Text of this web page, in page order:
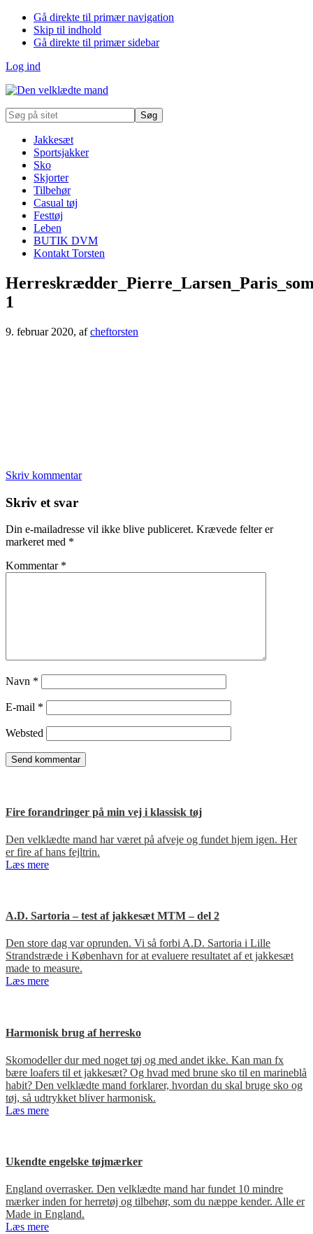
Gå direkte til primær navigation
Skip til indhold
Gå direkte til primær sidebar
Log ind
Søg
på
Jakkesæt
Sportsjakker
Sko
Skjorter
Tilbehør
Casual tøj
Festtøj
Leben
BUTIK DVM
Kontakt Torsten
1
9. februar 2020, afcheftorsten
Skriv kommentar
Læserinteraktioner
Skriv et svar
Din e-mailadresse vil ikke blive publiceret. Krævede felter er
markeret med *
Kommentar *
Navn *
E-mail *
Websted
Fire forandringer på min vej i klassisk tøj
Den velklædte mand har været på afveje og fundet hjem igen. Her
er fire af hans fejltrin.
Læs mere
A.D. Sartoria – test af jakkesæt MTM – del 2
Den store dag var oprunden. Vi så forbi A.D. Sartoria i Lille
Strandstræde i København for at evaluere resultatet af et jakkesæt
made to measure.
Læs mere
Harmonisk brug af herresko
Skomodeller dur med noget tøj og med andet ikke. Kan man fx
bære loafers til et jakkesæt? Og hvad med brune sko til en marineblå
habit? Den velklædte mand forklarer, hvordan du skal bruge sko og
tøj, så udtrykket bliver harmonisk.
Læs mere
Ukendte engelske tøjmærker
England overrasker. Den velklædte mand har fundet 10 mindre
mærker inden for herretøj og tilbehør, som du næppe kender. Alle er
Made in England.
Læs mere